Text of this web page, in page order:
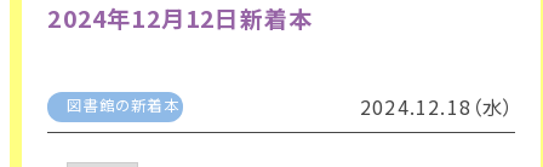
2024年12月12日新着本
図書館の新着本 2024.12.18（水）